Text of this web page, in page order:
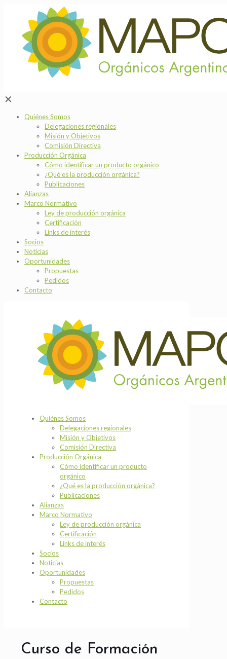
✕
Quiénes Somos
Delegaciones regionales
Misión y Objetivos
Comisión Directiva
Producción Orgánica
Cómo identificar un producto orgánico
¿Qué es la producción orgánica?
Publicaciones
Alianzas
Marco Normativo
Ley de producción orgánica
Certificación
Links de interés
Socios
Noticias
Oportunidades
Propuestas
Pedidos
Contacto
Quiénes Somos
Delegaciones regionales
Misión y Objetivos
Comisión Directiva
Producción Orgánica
Cómo identificar un producto
orgánico
¿Qué es la producción orgánica?
Publicaciones
Alianzas
Marco Normativo
Ley de producción orgánica
Certificación
Links de interés
Socios
Noticias
Oportunidades
Propuestas
Pedidos
Contacto
Curso de Formación